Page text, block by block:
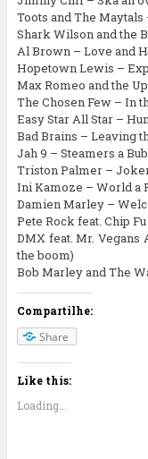
Toots and The Maytals
Shark Wilson and the
Al Brown – Love and
Hopetown Lewis –
Max Romeo and the
The Chosen Few – In
Easy Star All Star –
Bad Brains – Leaving
Jah 9 – Steamers a
Triston Palmer –
Ini Kamoze – World a
Damien Marley –
Pete Rock feat. Chip
DMX feat. Mr. Vegans
the boom)
Bob Marley and The
Compartilhe:
Share
Like this:
Loading...